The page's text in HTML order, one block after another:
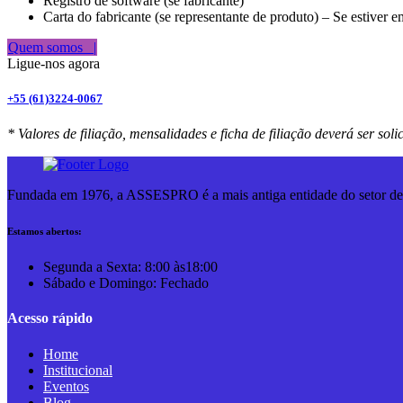
Carta do fabricante (se representante de produto) – Se estiver
Quem somos |
Ligue-nos agora
+55 (61)3224-0067
* Valores de filiação, mensalidades e ficha de filiação deverá ser
Fundada em 1976, a ASSESPRO é a mais antiga entidade do setor
Estamos abertos:
Segunda a Sexta: 8:00 às18:00
Sábado e Domingo: Fechado
Acesso rápido
Home
Institucional
Eventos